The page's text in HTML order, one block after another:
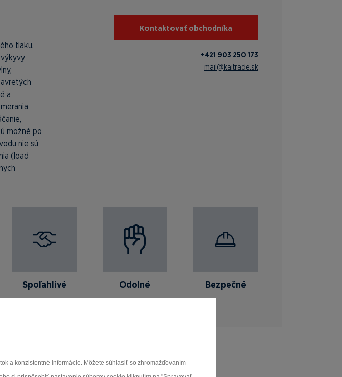
a konzistentné informácie. Môžete súhlasiť so zhromažďovaním
tlaku,
a
možné po
nie sú
(load
Kontaktovať obchodníka
+421 903 250 173
mail@kaitrade.sk
Spoľahlivé Odolné Bezpečné